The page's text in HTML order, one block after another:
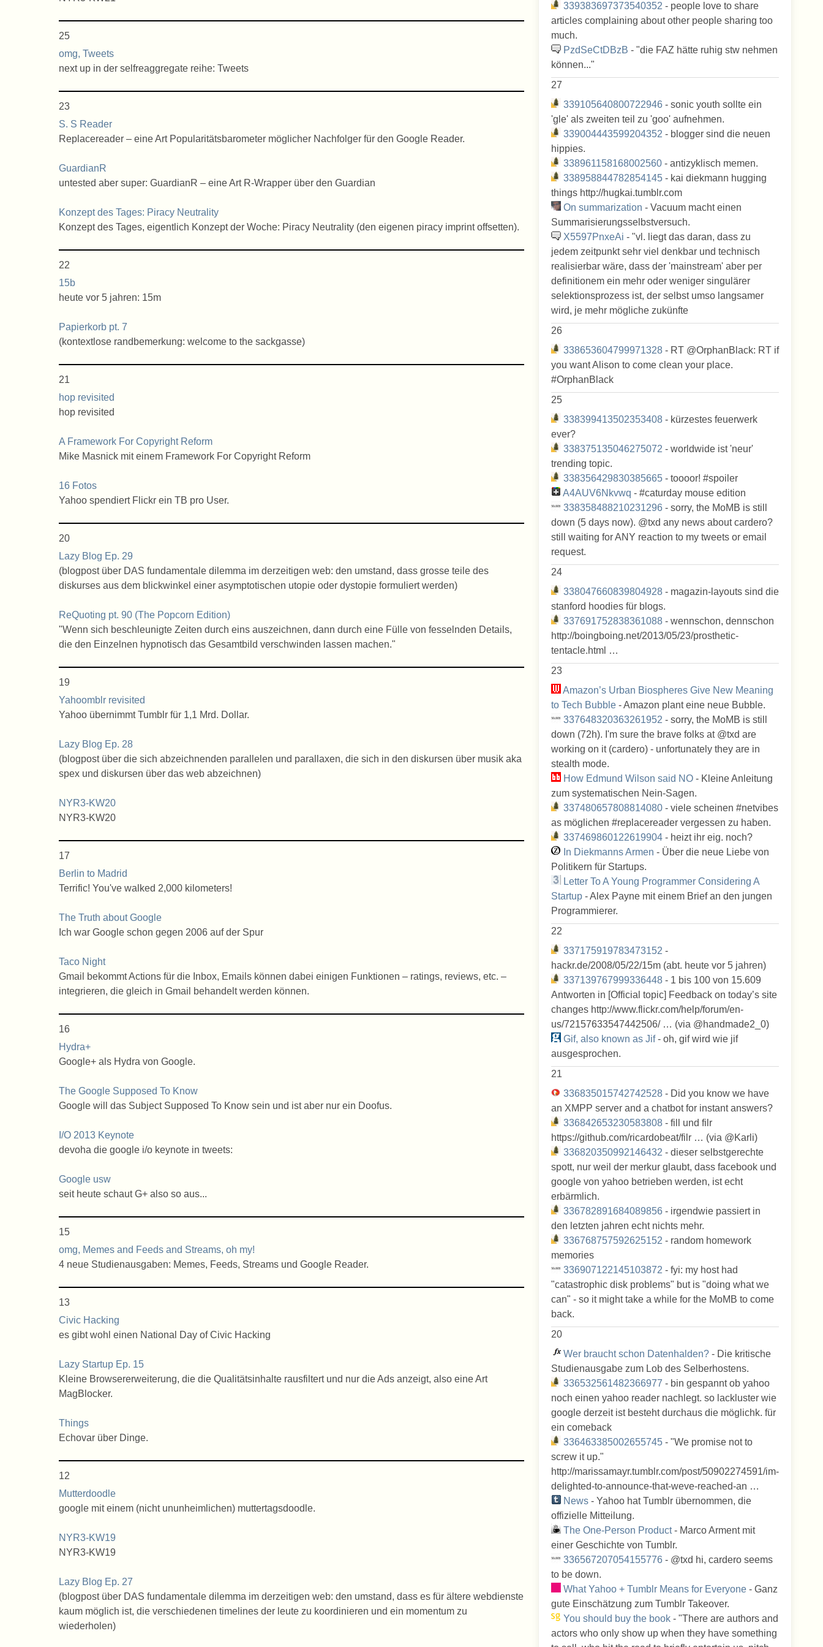
25
omg, Tweets
next up in der selfreaggregate reihe: Tweets
23
S. S Reader
Replacereader – eine Art Popularitätsbarometer möglicher Nachfolger für den Google Reader.
GuardianR
untested aber super: GuardianR – eine Art R-Wrapper über den Guardian
Konzept des Tages: Piracy Neutrality
Konzept des Tages, eigentlich Konzept der Woche: Piracy Neutrality (den eigenen piracy imprint offsetten).
22
15b
heute vor 5 jahren: 15m
Papierkorb pt. 7
(kontextlose randbemerkung: welcome to the sackgasse)
21
hop revisited
hop revisited
A Framework For Copyright Reform
Mike Masnick mit einem Framework For Copyright Reform
16 Fotos
Yahoo spendiert Flickr ein TB pro User.
20
Lazy Blog Ep. 29
(blogpost über DAS fundamentale dilemma im derzeitigen web: den umstand, dass grosse teile des
diskurses aus dem blickwinkel einer asymptotischen utopie oder dystopie formuliert werden)
ReQuoting pt. 90 (The Popcorn Edition)
"Wenn sich beschleunigte Zeiten durch eins auszeichnen, dann durch eine Fülle von fesselnden Details,
die den Einzelnen hypnotisch das Gesamtbild verschwinden lassen machen."
19
Yahoomblr revisited
Yahoo übernimmt Tumblr für 1,1 Mrd. Dollar.
Lazy Blog Ep. 28
(blogpost über die sich abzeichnenden parallelen und parallaxen, die sich in den diskursen über musik aka
spex und diskursen über das web abzeichnen)
NYR3-KW20
NYR3-KW20
17
Berlin to Madrid
Terrific! You've walked 2,000 kilometers!
The Truth about Google
Ich war Google schon gegen 2006 auf der Spur
Taco Night
Gmail bekommt Actions für die Inbox, Emails können dabei einigen Funktionen – ratings, reviews, etc. –
integrieren, die gleich in Gmail behandelt werden können.
16
Hydra+
Google+ als Hydra von Google.
The Google Supposed To Know
Google will das Subject Supposed To Know sein und ist aber nur ein Doofus.
I/O 2013 Keynote
devoha die google i/o keynote in tweets:
Google usw
seit heute schaut G+ also so aus...
15
omg, Memes and Feeds and Streams, oh my!
4 neue Studienausgaben: Memes, Feeds, Streams und Google Reader.
13
Civic Hacking
es gibt wohl einen National Day of Civic Hacking
Lazy Startup Ep. 15
Kleine Browsererweiterung, die die Qualitätsinhalte rausfiltert und nur die Ads anzeigt, also eine Art
MagBlocker.
Things
Echovar über Dinge.
12
Mutterdoodle
google mit einem (nicht ununheimlichen) muttertagsdoodle.
NYR3-KW19
NYR3-KW19
Lazy Blog Ep. 27
(blogpost über DAS fundamentale dilemma im derzeitigen web: den umstand, dass es für ältere webdienste
kaum möglich ist, die verschiedenen timelines der leute zu koordinieren und ein momentum zu
wiederholen)
339383697373540352 - people love to share
articles complaining about other people sharing too
much.
PzdSeCtDBzB - "die FAZ hätte ruhig stw nehmen
können... "
27
339105640800722946- sonic youth sollte ein
'gle' als zweiten teil zu 'goo' aufnehmen.
339004443599204352 - blogger sind die neuen
hippies.
338961158168002560- antizyklisch memen.
338958844782854145- kai diekmann hugging
things http://hugkai.tumblr.com
On summarization - Vacuum macht einen
Summarisierungsselbstversuch.
X5597PnxeAi - "vl. liegt das daran, dass zu
jedem zeitpunkt sehr viel denkbar und technisch
realisierbar wäre, dass der 'mainstream' aber per
definitionem ein mehr oder weniger singulärer
selektionsprozess ist, der selbst umso langsamer
wird, je mehr mögliche zukünfte
26
338653604799971328- RT @OrphanBlack: RT if
you want Alison to come clean your place.
#OrphanBlack
25
338399413502353408- kürzestes feuerwerk
ever?
338375135046275072 - worldwide ist 'neur'
trending topic.
338356429830385665- toooor! #spoiler
A4AUV6Nkvwq - #caturday mouse edition
338358488210231296- sorry, the MoMB is still
down (5 days now). @txd any news about cardero?
still waiting for ANY reaction to my tweets or email
request.
24
338047660839804928- magazin-layouts sind die
stanford hoodies für blogs.
337691752838361088- wennschon, dennschon
http://boingboing.net/2013/05/23/prosthetic-
tentacle.html …
23
Amazon’s Urban Biospheres Give New Meaning
to Tech Bubble- Amazon plant eine neue Bubble.
337648320363261952 - sorry, the MoMB is still
down (72h). I'm sure the brave folks at @txd are
working on it (cardero) - unfortunately they are in
stealth mode.
How Edmund Wilson said NO- Kleine Anleitung
zum systematischen Nein-Sagen.
337480657808814080- viele scheinen #netvibes
as möglichen #replacereader vergessen zu haben.
337469860122619904- heizt ihr eig. noch?
In Diekmanns Armen - Über die neue Liebe von
Politikern für Startups.
Letter To A Young Programmer Considering A
Startup- Alex Payne mit einem Brief an den jungen
Programmierer.
22
337175919783473152 -
hackr.de/2008/05/22/15m (abt. heute vor 5 jahren)
337139767999336448- 1 bis 100 von 15.609
Antworten in [Official topic] Feedback on today’s site
changes http://www.flickr.com/help/forum/en-
us/72157633547442506/ … (via @handmade2_0)
Gif, also known as Jif- oh, gif wird wie jif
ausgesprochen.
21
336835015742742528- Did you know we have
an XMPP server and a chatbot for instant answers?
336842653230583808- fill und filr
https://github.com/ricardobeat/filr … (via @Karli)
336820350992146432 - dieser selbstgerechte
spott, nur weil der merkur glaubt, dass facebook und
google von yahoo betrieben werden, ist echt
erbärmlich.
336782891684089856- irgendwie passiert in
den letzten jahren echt nichts mehr.
336768757592625152 - random homework
memories
336907122145103872 - fyi: my host had
"catastrophic disk problems" but is "doing what we
can" - so it might take a while for the MoMB to come
back.
20
Wer braucht schon Datenhalden?- Die kritische
Studienausgabe zum Lob des Selberhostens.
336532561482366977 - bin gespannt ob yahoo
noch einen yahoo reader nachlegt. so lackluster wie
google derzeit ist besteht durchaus die möglichk. für
ein comeback
336463385002655745- "We promise not to
screw it up."
http://marissamayr.tumblr.com/post/50902274591/im-
delighted-to-announce-that-weve-reached-an …
News- Yahoo hat Tumblr übernommen, die
offizielle Mitteilung.
The One-Person Product- Marco Arment mit
einer Geschichte von Tumblr.
336567207054155776- @txd hi, cardero seems
to be down.
What Yahoo + Tumblr Means for Everyone- Ganz
gute Einschätzung zum Tumblr Takeover.
You should buy the book- "There are authors and
actors who only show up when they have something